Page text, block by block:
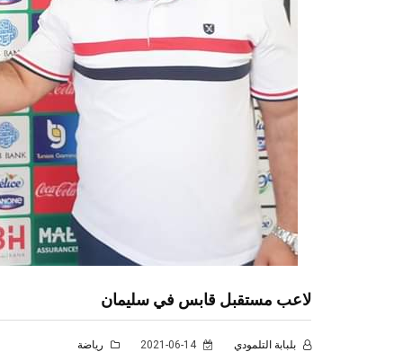
لاعب مستقبل قابس في سليمان
بلبابة التلمودي 2021-06-14 رياضة